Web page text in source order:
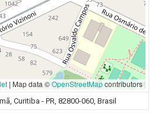
| Map data ©OpenStreetMapcontributors
Curitiba - PR, 82800-060, Brasil